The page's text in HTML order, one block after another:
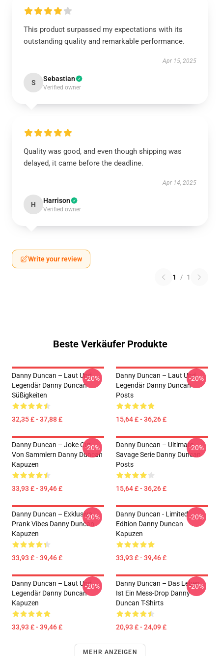
This product surpassed my expectations with its
outstanding quality and remarkable performance.
Apr 15, 2025
S Sebastian
Verified owner
Quality was good, and even though shipping was
delayed, it came before the deadline.
Apr 14, 2025
H Harrison
Verified owner
Write your review
1 / 1
Beste Verkäufer Produkte
Danny Duncan – Laut Und
Legendär Danny Duncan
Süßigkeiten
32,35 £ - 37,88 £
-20%
Danny Duncan – Laut Und
Legendär Danny Duncan
Posts
15,64 £ - 36,26 £
-20%
Danny Duncan – Joke Cut
Von Sammlern Danny Duncan
Kapuzen
33,93 £ - 39,46 £
-20%
Danny Duncan – Ultimate
Savage Serie Danny Duncan
Posts
15,64 £ - 36,26 £
-20%
Danny Duncan – Exklusive
Prank Vibes Danny Duncan
Kapuzen
33,93 £ - 39,46 £
-20%
Danny Duncan - Limited
Edition Danny Duncan
Kapuzen
33,93 £ - 39,46 £
-20%
Danny Duncan – Laut Und
Legendär Danny Duncan
Kapuzen
33,93 £ - 39,46 £
-20%
Danny Duncan – Das Leben
Ist Ein Mess-Drop Danny
Duncan T-Shirts
20,93 £ - 24,09 £
-20%
MEHR ANZEIGEN